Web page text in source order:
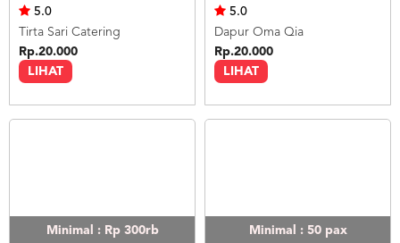
LIHAT
5.0
Tirta Sari Catering
Rp.20.000
LIHAT
5.0
Dapur Oma Qia
Rp.20.000
Minimal : Rp 300rb Minimal : 50 pax